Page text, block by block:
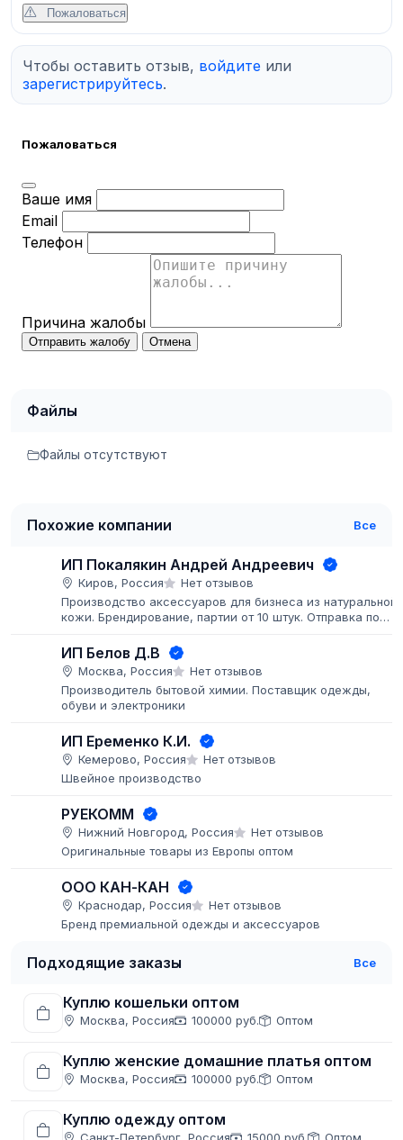
Пожаловаться
Чтобы оставить отзыв, войдите или
зарегистрируйтесь.
Пожаловаться
Ваше имя
Email
Телефон
Причина жалобы
Отправить жалобу Отмена
Файлы
Файлы отсутствуют
Похожие компании Все
ИП Покалякин Андрей Андреевич
Киров, Россия
Нет отзывов
Производство аксессуаров для бизнеса из натуральной
кожи. Брендирование, партии от 10 штук. Отправка по
ИП Белов Д.В
Москва, Россия
Нет отзывов
Производитель бытовой химии. Поставщик одежды,
обуви и электроники
ИП Еременко К.И.
Кемерово, Россия
Нет отзывов
Швейное производство
РУЕКОММ
Нижний Новгород, Россия
Нет отзывов
Оригинальные товары из Европы оптом
ООО КАН-КАН
Краснодар, Россия
Нет отзывов
Бренд премиальной одежды и аксессуаров
Подходящие заказы Все
Куплю кошельки оптом
Москва, Россия 100000 руб. Оптом
Куплю женские домашние платья оптом
Москва, Россия 100000 руб. Оптом
Куплю одежду оптом